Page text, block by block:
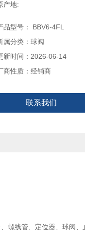
产地:
牌全称:
Inc.
Flo产品:
生球阀、工业球阀、电动
用领域:
石油、化工、食品、汽车、
品型号： BBV6-4FL
属分类：球阀
新时间：2026-06-14
商性质：经销商
联系我们
螺线管、定位器、球阀